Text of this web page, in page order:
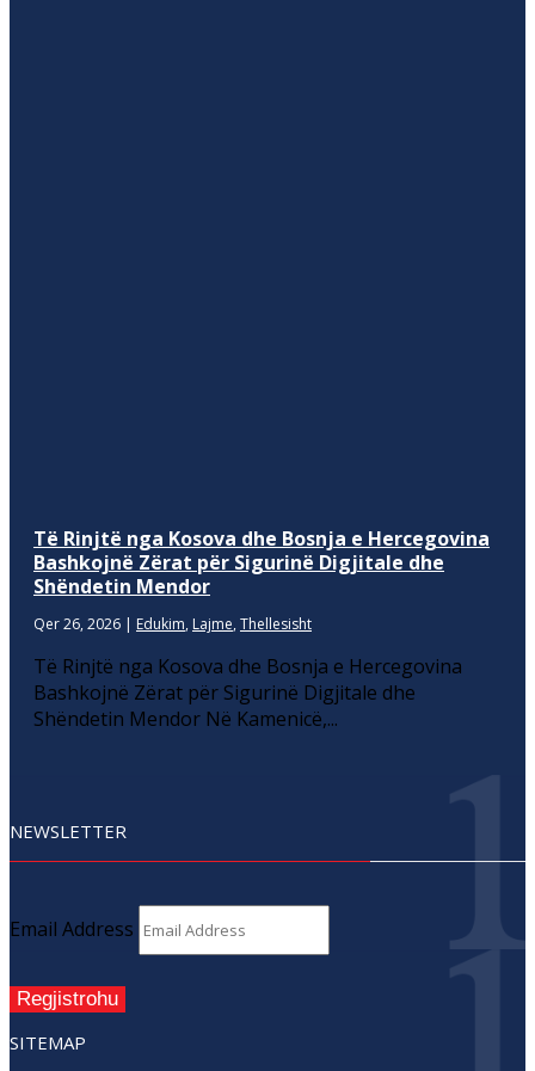
Të Rinjtë nga Kosova dhe Bosnja e Hercegovina
Bashkojnë Zërat për Sigurinë Digjitale dhe
Shëndetin Mendor
Qer 26, 2026 | Edukim, Lajme, Thellesisht
Të Rinjtë nga Kosova dhe Bosnja e Hercegovina
Bashkojnë Zërat për Sigurinë Digjitale dhe
Shëndetin Mendor Në Kamenicë,...
NEWSLETTER
Email Address
Regjistrohu
SITEMAP